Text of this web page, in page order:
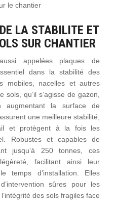
le chantier
LA STABILITE ET
SUR CHANTIER
appelées plaques de
dans la stabilité des
mobiles, nacelles et autres
qu’il s’agisse de gazon,
augmentant la surface de
une meilleure stabilité,
et protègent à la fois les
Robustes et capables de
jusqu’à 250 tonnes, ces
facilitant ainsi leur
temps d’installation. Elles
sûres pour les
des sols fragiles face